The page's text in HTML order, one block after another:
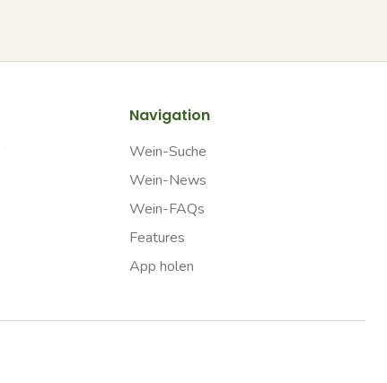
Navigation
Wein-Suche
Wein-News
Wein-FAQs
Features
App holen